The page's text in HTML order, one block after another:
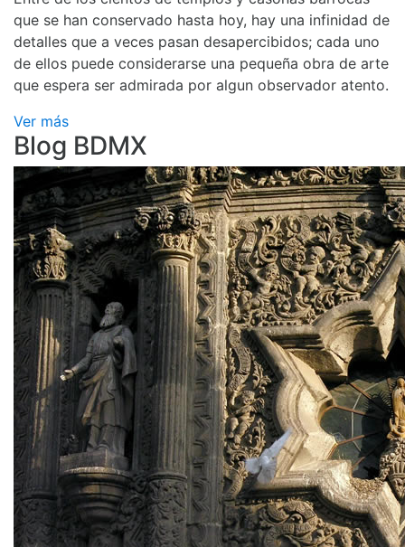
que se han conservado hasta hoy, hay una infinidad de
detalles que a veces pasan desapercibidos; cada uno
de ellos puede considerarse una pequeña obra de arte
que espera ser admirada por algun observador atento.
Ver más
Blog BDMX